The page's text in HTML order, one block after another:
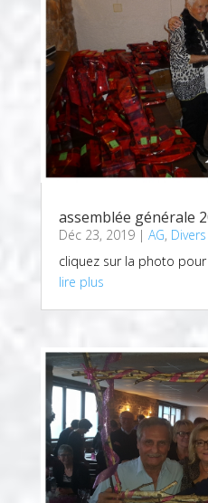
assemblée générale
Déc 23, 2019| AG, Divers
cliquez sur la photo
lire plus